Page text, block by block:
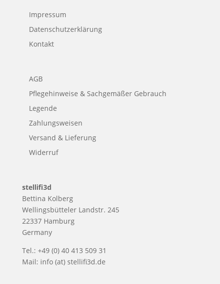
Impressum
Datenschutzerklärung
Kontakt
AGB
Pflegehinweise & Sachgemäßer Gebrauch
Legende
Zahlungsweisen
Versand & Lieferung
Widerruf
stellifi3d
Bettina Kolberg
Wellingsbütteler Landstr. 245
22337 Hamburg
Germany
Tel.: +49 (0) 40 413 509 31
Mail: info (at) stellifi3d.de